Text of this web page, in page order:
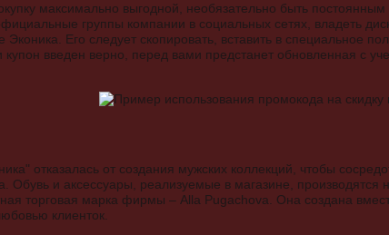
максимально выгодной, необязательно быть
группы компании в социальных сетях, владеть
Эконика. Его следует скопировать, вставить в специальное
купон введен верно, перед вами предстанет обновленная с
отказалась от создания мужских коллекций, чтобы
Обувь и аксессуары, реализуемые в магазине,
торговая марка фирмы – Alla Pugachova. Она создана
клиенток.